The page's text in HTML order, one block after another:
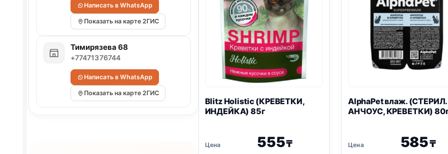
BlitzHolistic (КРЕВЕТКИ,
ИНДЕЙКА) 85г
555₸
AlphaPet влаж.
АНЧОУС, КРЕВЕТКИ)
585₸
Написать в WhatsApp
Показать на карте 2ГИС
Тимирязева 68
+77471376744
Написать в WhatsApp
Показать на карте 2ГИС